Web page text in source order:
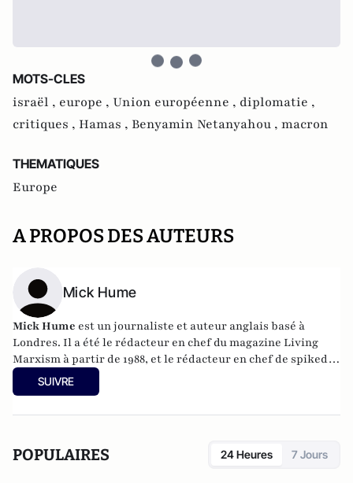
MOTS-CLES
israël , europe , Union européenne , diplomatie ,
critiques , Hamas , Benyamin Netanyahou , macron
THEMATIQUES
Europe
A PROPOS DES AUTEURS
Mick Hume
Mick Hume est un journaliste et auteur anglais basé à
Londres. Il a été le rédacteur en chef du magazine Living
Marxism à partir de 1988, et le rédacteur en chef de spiked-
online.com à partir de 2001. Il a été chroniqueur au Times
(Londres) pendant 10 ans. Aujourd'hui, il écrit pour The
They're Afraid Of (2017) et Trigger Warning : is the Fear of
SUIVRE
POPULAIRES 24 Heures 7 Jours